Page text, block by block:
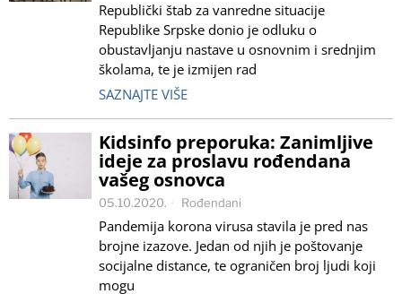
Republički štab za vanredne situacije
Republike Srpske donio je odluku o
obustavljanju nastave u osnovnim i srednjim
školama, te je izmijen rad
SAZNAJTE VIŠE
Kidsinfo preporuka: Zanimljive
ideje za proslavu rođendana
vašeg osnovca
05.10.2020. Rođendani
Pandemija korona virusa stavila je pred nas
brojne izazove. Jedan od njih je poštovanje
socijalne distance, te ograničen broj ljudi koji
mogu